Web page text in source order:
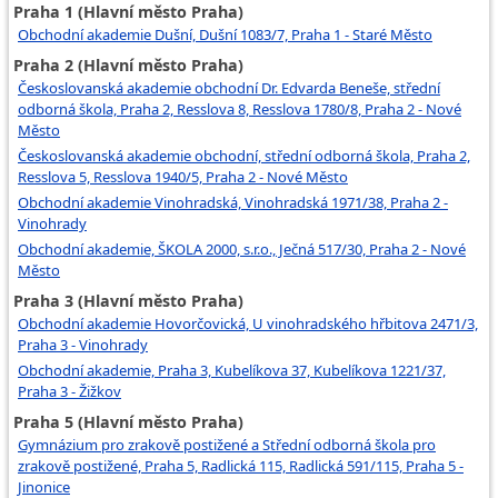
Administrátor krematoria
Administrátor pohřebiště
Praha 1 (Hlavní město Praha)
Obchodní akademie Dušní, Dušní 1083/7, Praha 1 - Staré Město
Praha 2 (Hlavní město Praha)
Českoslovanská akademie obchodní Dr. Edvarda Beneše, střední
odborná škola, Praha 2, Resslova 8, Resslova 1780/8, Praha 2 - Nové
Město
Českoslovanská akademie obchodní, střední odborná škola, Praha 2,
Resslova 5, Resslova 1940/5, Praha 2 - Nové Město
Obchodní akademie Vinohradská, Vinohradská 1971/38, Praha 2 -
Vinohrady
Obchodní akademie, ŠKOLA 2000, s.r.o., Ječná 517/30, Praha 2 - Nové
Město
Praha 3 (Hlavní město Praha)
Obchodní akademie Hovorčovická, U vinohradského hřbitova 2471/3,
Praha 3 - Vinohrady
Obchodní akademie, Praha 3, Kubelíkova 37, Kubelíkova 1221/37,
Praha 3 - Žižkov
Praha 5 (Hlavní město Praha)
Gymnázium pro zrakově postižené a Střední odborná škola pro
zrakově postižené, Praha 5, Radlická 115, Radlická 591/115, Praha 5 -
Jinonice